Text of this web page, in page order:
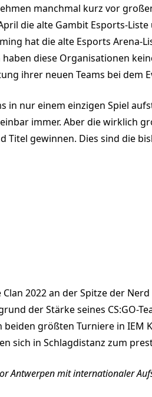
manchmal kurz vor
die alte Gambit Esports-
hat die alte Esports Arena-
diese Organisationen
ihrer neuen Teams bei dem
nur einem einzigen Spiel
immer. Aber die wirklich
gewinnen. Dies sind die
2022 an der Spitze der
der Stärke seines CS:GO-
größten Turniere in IEM
sich in Schlagdistanz zum
Antwerpen mit internationaler